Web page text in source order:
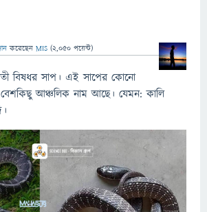
করেছেন MIS (2,050 পয়েন্ট)
বিষধর সাপ। এই সাপের কোনো
বেশকিছু আঞ্চলিক নাম আছে। যেমন: কালি